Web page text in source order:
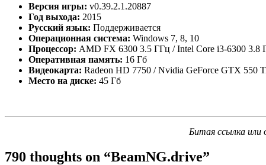
Версия игры: v0.39.2.1.20887
Год выхода: 2015
Русский язык: Поддерживается
Операционная система: Windows 7, 8, 10
Процессор: AMD FX 6300 3.5 ГГц / Intel Core i3-6300 3.8
Оперативная память: 16 Гб
Видеокарта: Radeon HD 7750 / Nvidia GeForce GTX 550
Место на диске: 45 Гб
Битая ссылка или
790 thoughts on “BeamNG.drive”